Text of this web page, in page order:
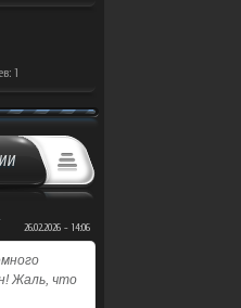
1
26.02.2026 - 14:06
Жаль, что